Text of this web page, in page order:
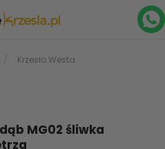
Krzesło Westa
MG02 śliwka